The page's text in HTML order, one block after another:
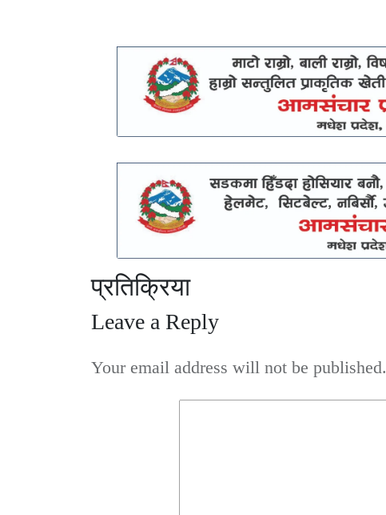
प्रतिक्रिया
Leave a Reply
Your email address will not be published.